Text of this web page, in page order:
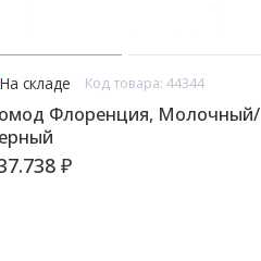
На складе Код товара: 44344
Флоренция, Молочный/
₽